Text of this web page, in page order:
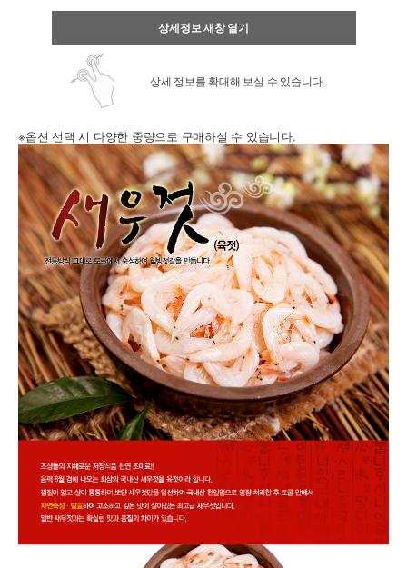
상세정보 새창 열기
상세 정보를 확대해 보실 수 있습니다.
※옵션 선택 시 다양한 중량으로 구매하실 수 있습니다.